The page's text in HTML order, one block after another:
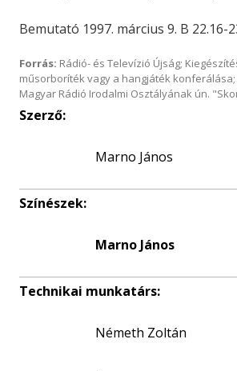
Bemutató 1997. március 9. B 22.16-
Forrás: Rádió- és Televízió Újság;
műsorboríték vagy a hangjáték
Magyar Rádió Irodalmi Osztályának ún.
Szerző:
Marno János
Színészek:
Marno János
Technikai munkatárs:
Németh Zoltán